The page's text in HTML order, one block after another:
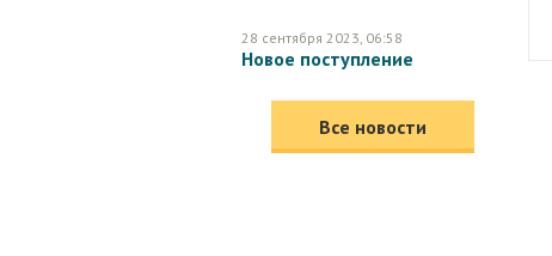
28 сентября 2023, 06:58
Новое поступление
Все новости